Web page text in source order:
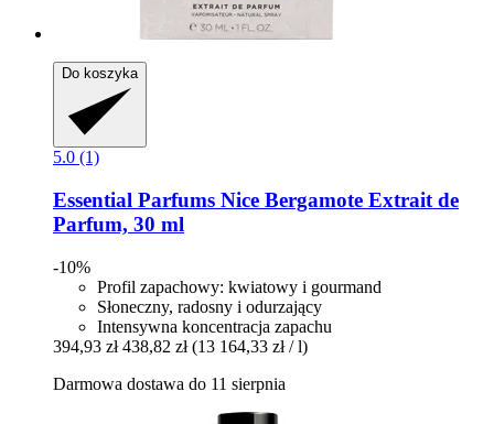
Do koszyka
5.0 (1)
Essential Parfums Nice Bergamote Extrait de
Parfum, 30 ml
-10%
Profil zapachowy: kwiatowy i gourmand
Słoneczny, radosny i odurzający
Intensywna koncentracja zapachu
394,93 zł 438,82 zł (13 164,33 zł / l)
Darmowa dostawa do 11 sierpnia